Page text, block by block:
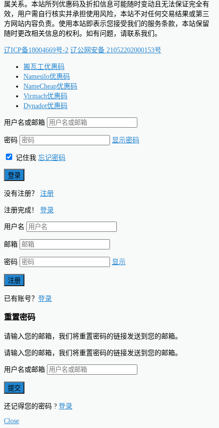
属关系。本站所列优惠码及折扣信息可能随时变动且无法保证完全有
效，用户需自行核实并承担使用风险，本站不对任何交易结果或第三
方网站内容负责。使用本站即表示您接受我们的服务条款，本站保留
随时更改相关信息的权利。如有问题，请联系我们。
辽ICP备18004669号-2 辽公网安备 21052202000153号
搬瓦工优惠码
Namesilo优惠码
NameCheap优惠码
Virmach优惠码
Dynadot优惠码
用户名或邮箱
密码 显示密码
记住我 忘记密码
没有注册？ 注册
注册完成！ 登录
用户名
邮箱
密码 显示
已有账号？ 登录
重置密码
请输入您的邮箱，我们将重置密码的链接发送到您的邮箱。
请输入您的邮箱，我们将重置密码的链接发送到您的邮箱。
用户名或邮箱
还记得您的密码 ? 登录
Close